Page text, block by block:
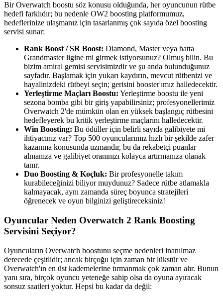
Bir Overwatch boostu söz konusu olduğunda, her oyuncunun rütbe
hedefi farklıdır; bu nedenle OW2 boosting platformumuz,
hedeflerinize ulaşmanız için tasarlanmış çok sayıda özel boosting
servisi sunar:
Rank Boost / SR Boost: Diamond, Master veya hatta
Grandmaster ligine mi girmek istiyorsunuz? Olmuş bilin. Bu
bizim amiral gemisi servisimizdir ve şu anda bulunduğunuz
sayfadır. Başlamak için yukarı kaydırın, mevcut rütbenizi ve
hayalinizdeki rütbeyi seçin; gerisini booster'ımız halledecektir.
Yerleştirme Maçları Boostu: Yerleştirme boostu ile yeni
sezona bomba gibi bir giriş yapabilirsiniz; profesyonellerimiz
Overwatch 2'de mümkün olan en yüksek başlangıç rütbesini
hedefleyerek bu kritik yerleştirme maçlarını halledecektir.
Win Boosting: Bu ödüller için belirli sayıda galibiyete mi
ihtiyacınız var? Top 500 oyuncularımız hızlı bir şekilde zafer
kazanma konusunda uzmandır, bu da rekabetçi puanlar
almanıza ve galibiyet oranınızı kolayca artırmanıza olanak
tanır.
Duo Boosting & Koçluk: Bir profesyonelle takım
kurabileceğinizi biliyor muydunuz? Sadece rütbe atlamakla
kalmayacak, aynı zamanda süreç boyunca stratejileri
öğrenecek ve oyun bilginizi geliştireceksiniz!
Oyuncular Neden Overwatch 2 Rank Boosting
Servisini Seçiyor?
Oyuncuların Overwatch boostunu seçme nedenleri inanılmaz
derecede çeşitlidir; ancak birçoğu için zaman bir lükstür ve
Overwatch'ın en üst kademelerine tırmanmak çok zaman alır. Bunun
yanı sıra, birçok oyuncu yeteneğe sahip olsa da oyuna ayıracak
sonsuz saatleri yoktur. Hepsi bu kadar da değil: